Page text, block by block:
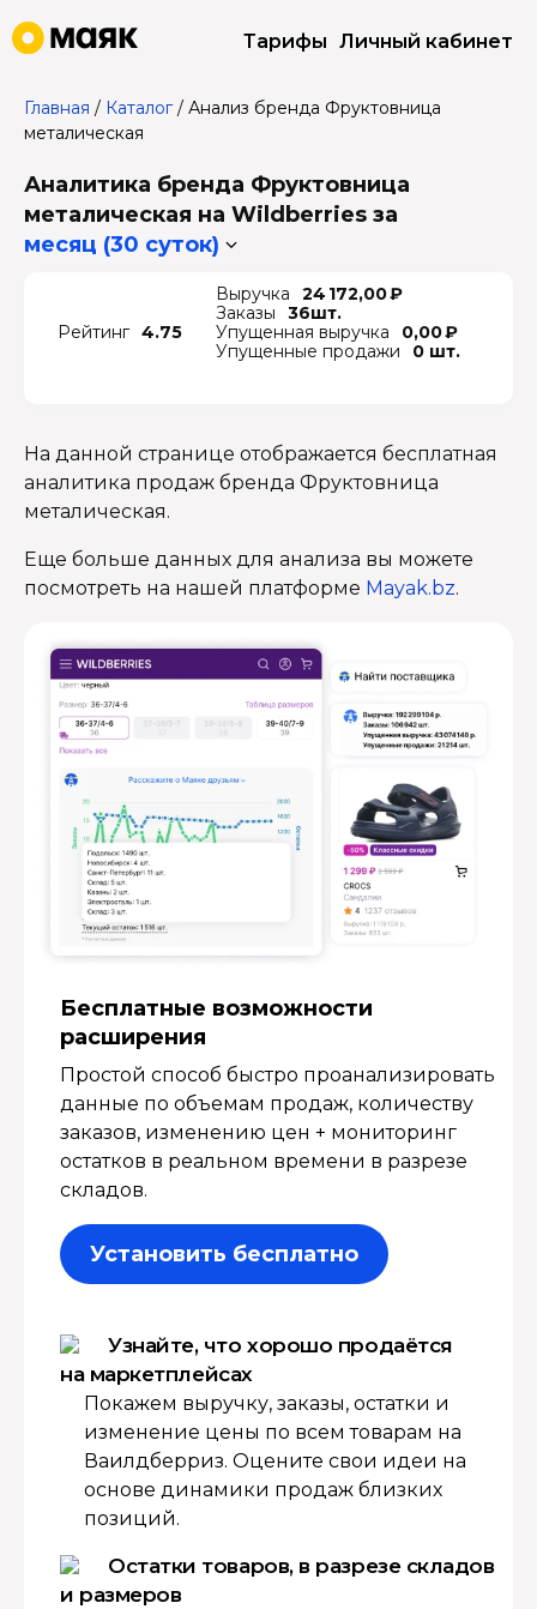
Тарифы Личный кабинет
Главная / Каталог/ Анализ бренда Фруктовница
металическая
Аналитика бренда Фруктовница
металическая на Wildberries за
месяц (30 суток)
Рейтинг 4.75
Выручка
24 172,00 ₽
Заказы
36шт.
Упущенная выручка
0,00 ₽
Упущенные продажи
0 шт.
На данной странице отображается бесплатная
аналитика продаж бренда Фруктовница
металическая.
Еще больше данных для анализа вы можете
посмотреть на нашей платформе Mayak.bz.
Бесплатные возмож­ности
расширения
Простой способ быстро проанализировать
данные по объемам продаж, количеству
заказов, изменению цен + мониторинг
остатков в реальном времени в разрезе
складов.
Установить бесплатно
Узнайте, что хорошо продаётся
на маркетплейсах
Покажем выручку, заказы, остатки и
изменение цены по всем товарам на
Ваилдберриз. Оцените свои идеи на
основе динамики продаж близких
позиций.
Остатки товаров, в разрезе складов
и размеров